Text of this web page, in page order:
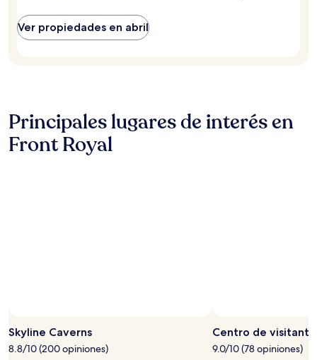
Ver propiedades en abril
Principales lugares de interés en
Front Royal
Skyline Caverns
8.8/10 (200 opiniones)
Centro de
9.0/10 (78 opiniones)